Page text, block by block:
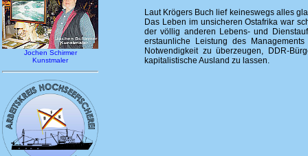
Jochen Schirmer
Kunstmaler
Laut Krögers Buch lief keineswegs alles
Das Leben im unsicheren Ostafrika war
der völlig anderen Lebens- und
erstaunliche Leistung des
Notwendigkeit zu überzeugen, DDR-
kapitalistische Ausland zu lassen.